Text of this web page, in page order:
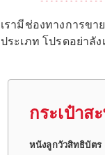
เรามีช่องทางการข
ประเภท โปรดอย่าลั
กระเป๋าส
หนังลูกวัวสิทธิบัตร